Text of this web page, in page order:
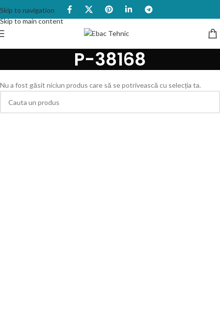
Skip to navigation
Skip to main content
P-38168
Nu a fost găsit niciun produs care să se potrivească cu selecția ta.